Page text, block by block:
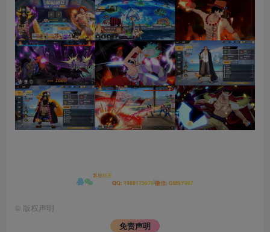
客服联系
QQ: 1989175978微信: GMSY997
© 版权声明
免责声明